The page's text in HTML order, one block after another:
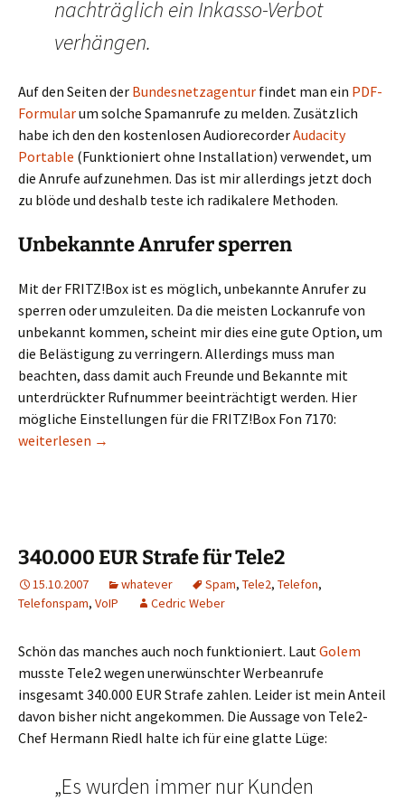
nachträglich ein Inkasso-Verbot
verhängen.
Auf den Seiten der Bundesnetzagentur findet man ein PDF-
Formularum solche Spamanrufe zu melden. Zusätzlich
habe ich den den kostenlosen AudiorecorderAudacity
Portable (Funktioniert ohne Installation) verwendet, um
die Anrufe aufzunehmen. Das ist mir allerdings jetzt doch
zu blöde und deshalb teste ich radikalere Methoden.
Unbekannte Anrufer sperren
Mit der FRITZ!Box ist es möglich, unbekannte Anrufer zu
sperren oder umzuleiten. Da die meisten Lockanrufe von
unbekannt kommen, scheint mir dies eine gute Option, um
die Belästigung zu verringern. Allerdings muss man
beachten, dass damit auch Freunde und Bekannte mit
unterdrückter Rufnummer beeinträchtigt werden. Hier
mögliche Einstellungen für die FRITZ!Box Fon 7170:
Telefonspam
weiterlesen →
340.000 EUR Strafe für Tele2
15.10.2007 whatever Spam, Tele2, Telefon,
Telefonspam, VoIP Cedric Weber
Schön das manches auch noch funktioniert. LautGolem
musste Tele2 wegen unerwünschter Werbeanrufe
insgesamt 340.000 EUR Strafe zahlen. Leider ist mein Anteil
davon bisher nicht angekommen. Die Aussage von Tele2-
Chef Hermann Riedl halte ich für eine glatte Lüge:
„Es wurden immer nur Kunden